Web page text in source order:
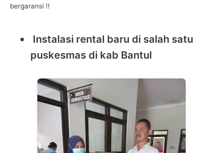
bergaransi !!
Instalasi rental baru di salah satu
puskesmas di kab Bantul